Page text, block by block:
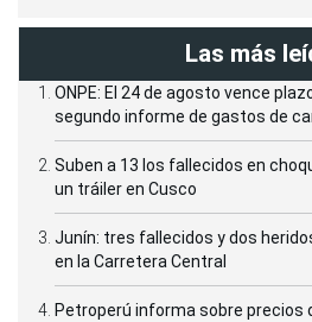
Las más
ONPE: El 24 de agosto vence
segundo informe de gastos de
Suben a 13 los fallecidos en
un tráiler en Cusco
Junín: tres fallecidos y dos
en la Carretera Central
Petroperú informa sobre precios